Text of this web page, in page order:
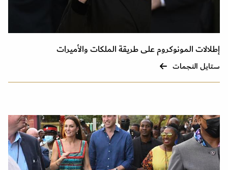
إطلالات المونوكروم على طريقة الملكات والأميرات
ستايل النجمات